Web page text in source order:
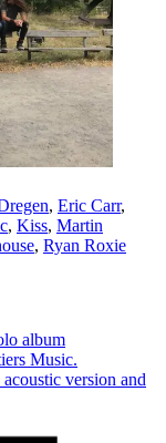
, Eric Carr,
, Kiss, Martin
, Ryan Roxie
album
Music.
version and